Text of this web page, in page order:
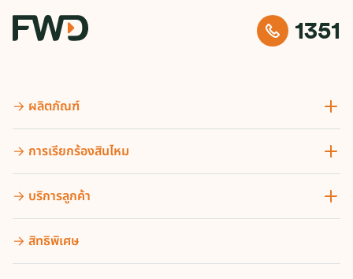
1351
ผลิตภัณฑ์
การเรียกร้องสินไหม
บริการลูกค้า
สิทธิพิเศษ